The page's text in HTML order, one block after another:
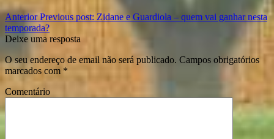
Anterior Previous post: Zidane e Guardiola – quem vai ganhar nesta
temporada?
Deixe uma resposta
O seu endereço de email não será publicado. Campos obrigatórios
marcados com *
Comentário